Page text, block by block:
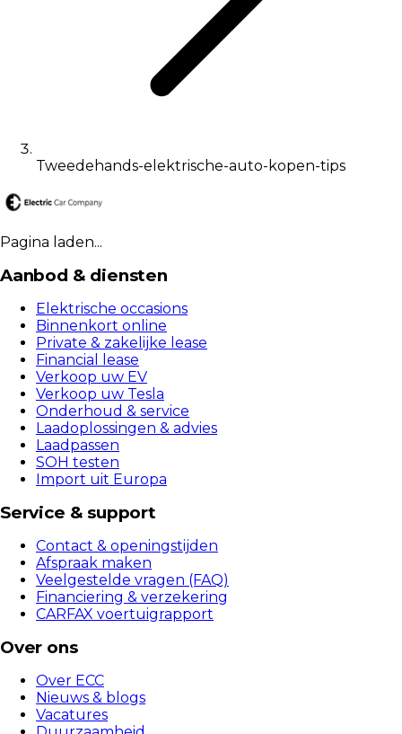
Tweedehands-elektrische-auto-kopen-tips
Pagina laden...
Aanbod & diensten
Elektrische occasions
Binnenkort online
Private & zakelijke lease
Financial lease
Verkoop uw EV
Verkoop uw Tesla
Onderhoud & service
Laadoplossingen & advies
Laadpassen
SOH testen
Import uit Europa
Service & support
Contact & openingstijden
Afspraak maken
Veelgestelde vragen (FAQ)
Financiering & verzekering
CARFAX voertuigrapport
Over ons
Over ECC
Nieuws & blogs
Vacatures